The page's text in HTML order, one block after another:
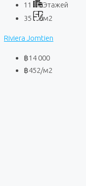
11
Этажей
35
м2
Riviera Jomtien
฿14 000
฿452/м2